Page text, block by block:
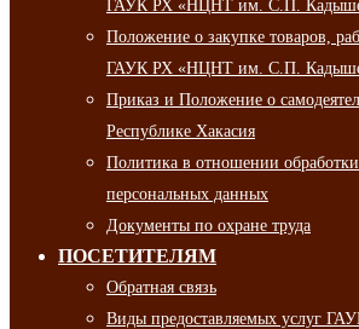
ГАУК РХ «НЦНТ им. С.П.
Положение о закупке товаров,
ГАУК РХ «НЦНТ им. С.П.
Приказ и Положение о
Республике Хакасия
Политика в отношении
персональных данных
Документы по охране труда
ПОСЕТИТЕЛЯМ
Обратная связь
Виды предоставляемых услуг